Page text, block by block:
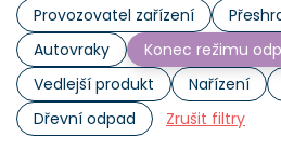
Provozovatel zařízení
Autovraky
Konec režimu
Vedlejší produkt
Nařízení
Dřevní odpad
Zrušit filtry